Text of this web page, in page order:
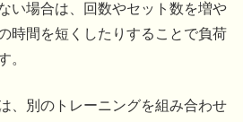
い場合は、回数やセット数を増や
時間を短くしたりすることで負荷
。
、別のトレーニングを組み合わせ